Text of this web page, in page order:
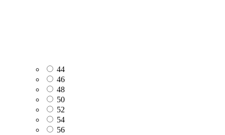
44
46
48
50
52
54
56